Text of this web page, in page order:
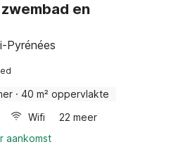
en
Pyrénées
· 40 m² oppervlakte
Wifi
22 meer
aankomst